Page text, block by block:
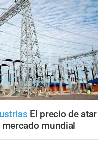
El precio de atar
mundial